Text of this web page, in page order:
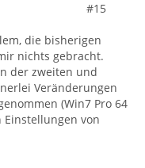
#15
die bisherigen
nichts gebracht.
der zweiten und
Veränderungen
(Win7 Pro 64
von